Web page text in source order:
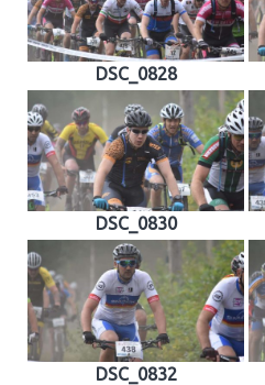
DSC_0828
DSC_0830
DSC_0832